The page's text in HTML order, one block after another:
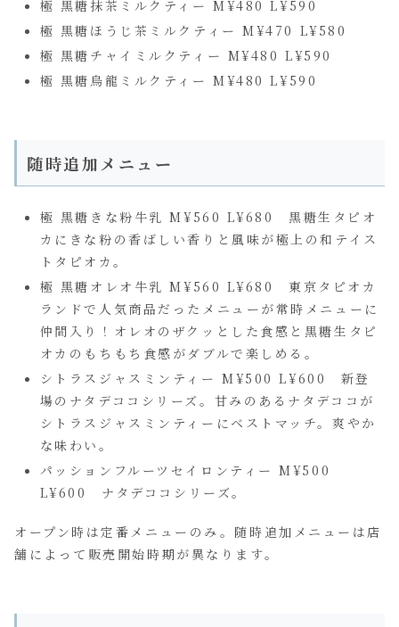
極 黒糖抹茶ミルクティー M¥480 L¥590
極 黒糖ほうじ茶ミルクティー M¥470 L¥580
極 黒糖チャイミルクティー M¥480 L¥590
極 黒糖烏龍ミルクティー M¥480 L¥590
随時追加メニュー
極 黒糖きな粉牛乳 M¥560 L¥680 黒糖生タピオ
カにきな粉の香ばしい香りと風味が極上の和テイス
トタピオカ。
極 黒糖オレオ牛乳 M¥560 L¥680 東京タピオカ
ランドで人気商品だったメニューが常時メニューに
仲間入り！オレオのザクッとした食感と黒糖生タピ
オカのもちもち食感がダブルで楽しめる。
シトラスジャスミンティー M¥500 L¥600 新登
場のナタデココシリーズ。甘みのあるナタデココが
シトラスジャスミンティーにベストマッチ。爽やか
な味わい。
パッションフルーツセイロンティー M¥500
L¥600 ナタデココシリーズ。
オープン時は定番メニューのみ。随時追加メニューは店
舗によって販売開始時期が異なります。